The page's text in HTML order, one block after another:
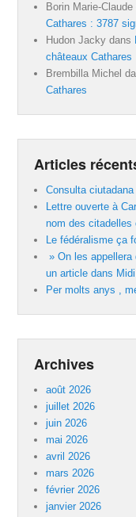
Borin Marie-Claude
Cathares : 3787
Hudon Jacky dans
châteaux Cathares
Brembilla Michel
Cathares
Articles
Consulta
Lettre ouverte à
nom des citadelles
Le fédéralisme ça
» On les
un article dans
Per molts anys ,
Archives
août 2026
juillet 2026
juin 2026
mai 2026
avril 2026
mars 2026
février 2026
janvier 2026